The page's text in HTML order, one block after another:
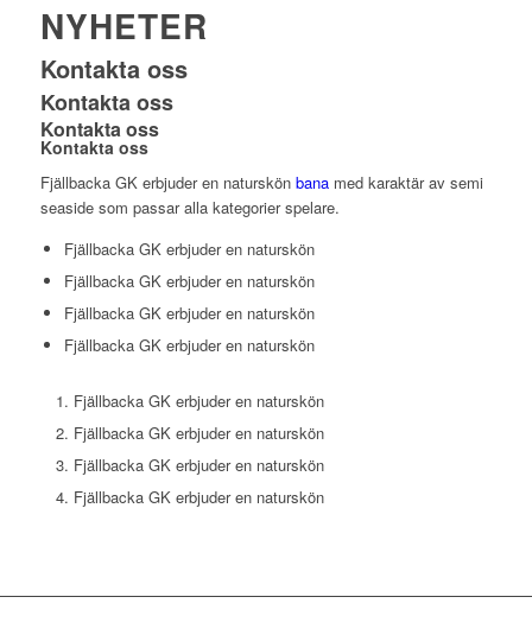
NYHETER
Kontakta oss
Kontakta oss
Kontakta oss
Kontakta oss
Fjällbacka GK erbjuder en naturskön banamed karaktär av semi
seaside som passar alla kategorier spelare.
Fjällbacka GK erbjuder en naturskön
Fjällbacka GK erbjuder en naturskön
Fjällbacka GK erbjuder en naturskön
Fjällbacka GK erbjuder en naturskön
Fjällbacka GK erbjuder en naturskön
Fjällbacka GK erbjuder en naturskön
Fjällbacka GK erbjuder en naturskön
Fjällbacka GK erbjuder en naturskön